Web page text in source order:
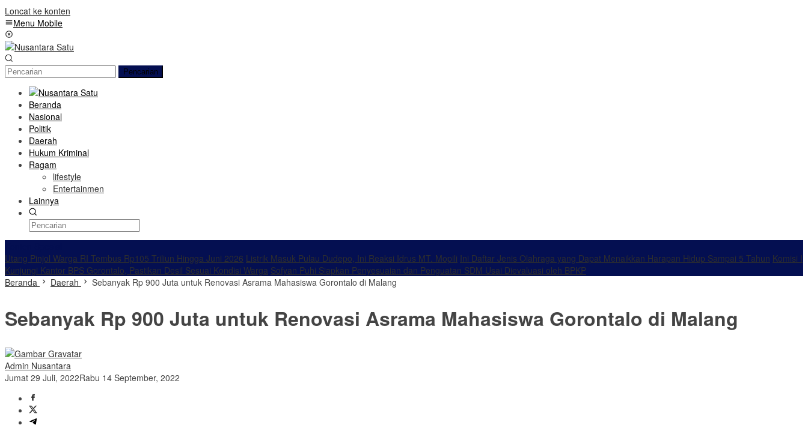
Loncat ke konten
Menu Mobile
Pencarian
Beranda
Nasional
Politik
Daerah
Hukum Kriminal
Ragam
lifestyle
Entertainmen
Lainnya
Utang Pinjol Warga RI Tembus Rp105 Triliun Hingga Juni 2026 Listrik Masuk Pulau Dudepo, Ini Reaksi Idrus MT. Mopili Ini Daftar Jenis Olahraga yang Dapat Menaikkan Harapan Hidup Sampai 5 Tahun Komisi I
Kunjungi Kantor BPS Gorontalo, Pastikan Desil Sesuai Kondisi Warga Sofyan Puhi Siapkan Penyesuaian dan Penguatan SDM Usai Dievaluasi oleh BPKP
Beranda
Daerah Sebanyak Rp 900 Juta untuk Renovasi Asrama Mahasiswa Gorontalo di Malang
Sebanyak Rp 900 Juta untuk Renovasi Asrama Mahasiswa Gorontalo di Malang
Admin Nusantara
Jumat 29 Juli, 2022Rabu 14 September, 2022